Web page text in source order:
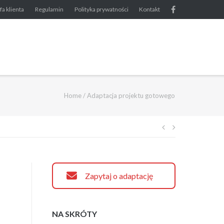
klienta Regulamin Polityka prywatności Kontakt
Home/Adaptacja projektu gotowego
Nawigacja
wpisu
Zapytaj o adaptację
NA SKRÓTY